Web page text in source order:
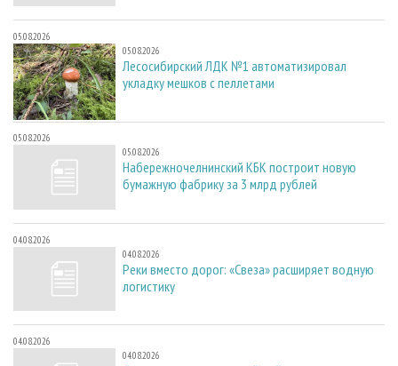
05.08.2026
05.08.2026
Лесосибирский ЛДК №1 автоматизировал
укладку мешков с пеллетами
05.08.2026
05.08.2026
Набережночелнинский КБК построит новую
бумажную фабрику за 3 млрд рублей
04.08.2026
04.08.2026
Реки вместо дорог: «Свеза» расширяет водную
логистику
04.08.2026
04.08.2026